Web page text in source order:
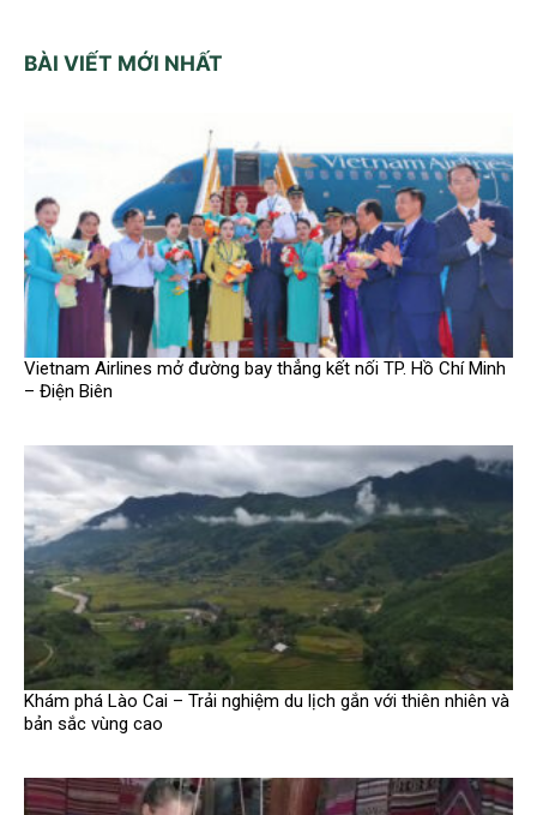
BÀI VIẾT MỚI NHẤT
Vietnam Airlines mở đường bay thẳng kết nối TP. Hồ Chí Minh
– Điện Biên
Khám phá Lào Cai – Trải nghiệm du lịch gắn với thiên nhiên và
bản sắc vùng cao